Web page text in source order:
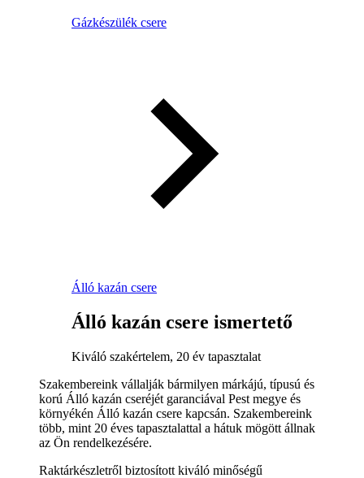
Gázkészülék csere
Álló kazán csere
Álló kazán csere ismertető
Kiváló szakértelem, 20 év tapasztalat
Szakembereink vállalják bármilyen márkájú, típusú és
korú Álló kazán cseréjét garanciával Pest megye és
környékén Álló kazán csere kapcsán. Szakembereink
több, mint 20 éves tapasztalattal a hátuk mögött állnak
az Ön rendelkezésére.
Raktárkészletről biztosított kiváló minőségű